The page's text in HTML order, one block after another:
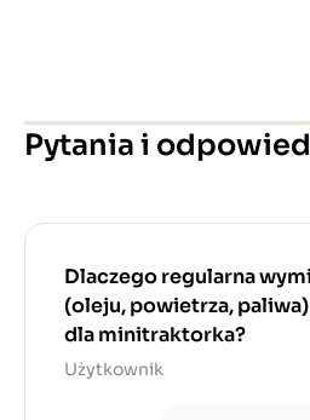
Pytania i
Dlaczego regularna
(oleju, powietrza,
dla minitraktorka?
Użytkownik